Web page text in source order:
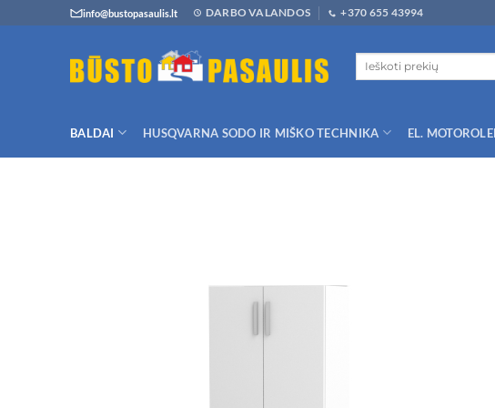
to
info@bustopasaulis.lt DARBO VALANDOS +370 655 43994
Ieškoti:
BALDAI HUSQVARNA SODO IR MIŠKO TECHNIKA EL.